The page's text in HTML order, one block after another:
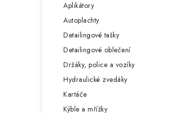
Aplikátory
Autoplachty
Detailingové tašky
Detailingové oblečení
Držáky, police a vozíky
Hydraulické zvedáky
Kartáče
Kýble a mřížky